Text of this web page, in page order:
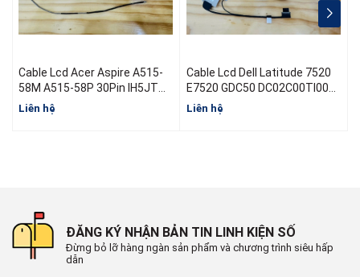
Cable Lcd Acer Aspire A515-
58M A515-58P 30Pin IH5JT
50.KHJN2.003 DC02004B300
Liên hệ
Cable Lcd Dell Latitude 7520
E7520 GDC50 DC02C00TI00
08V84N EDP FHD 2.7 RGB
30Pin 0.5
Liên hệ
ĐĂNG KÝ NHẬN BẢN TIN LINH KIỆN SỐ
Đừng bỏ lỡ hàng ngàn sản phẩm và chương trình siêu hấp
dẫn